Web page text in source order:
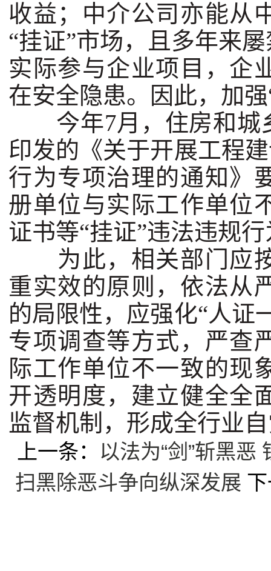
收益；中介公司亦能从
“挂证”市场，且多年来
实际参与企业项目，企
在安全隐患。因此，加
今年7月，住房和城
印发的《关于开展工程
行为专项治理的通知》
册单位与实际工作单位
证书等“挂证”违法违规
为此，相关部门应按
重实效的原则，依法从
的局限性，应强化“人证
专项调查等方式，严查
际工作单位不一致的现
开透明度，建立健全全
监督机制，形成全行业
上一条： 以法为“剑”斩黑
扫黑除恶斗争向纵深发展